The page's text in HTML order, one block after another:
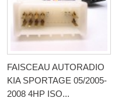
FAISCEAU AUTORADIO
KIA SPORTAGE 05/2005-
2008 4HP ISO...